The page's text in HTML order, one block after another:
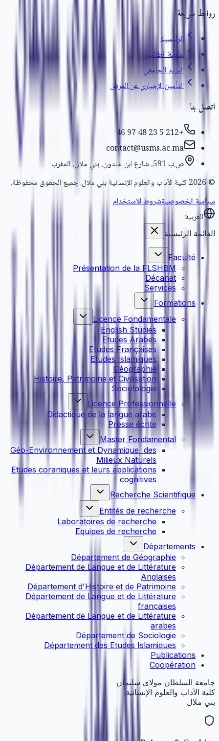
روابط سريعة
الرئيسية
منصة الطالب
البريد الجامعي
التأمين الإجباري عن المرض
اتصل بنا
+212 5 23 48 97 46
contact@usms.ac.ma
ص.ب 591، شارع ابن خلدون، بني ملال، المغرب
©
2026كلية الآداب والعلوم الإنسانية بني ملال. جميع الحقوق محفوظة.
سياسة الخصوصيةشروط الاستخدام
العربية
القائمة الرئيسية
Faculté
Présentation de la FLSHBM
Décanat
Services
Formations
Licence Fondamentale
English Studies
Etudes Arabes
Etudes Françaises
Etudes Islamiques
Géographie
Histoire, Patrimoine et Civilisation
Sociolologie
Licence Professionnelle
Didactique de la langue arabe
Presse écrite
Master Fondamental
Géo-Environnement et Dynamique des
Milieux Naturels
Etudes coraniques et leurs applications
cognitives
Recherche Scientifique
Entités de recherche
Laboratoires de recherche
Equipes de recherche
Départements
Département de Géographie
Département de Langue et de Littérature
Anglaises
Département d'Histoire et de Patrimoine
Département de Langue et de Littérature
françaises
Département de Langue et de Littérature
arabes
Département de Sociologie
Département des Etudes Islamiques
Publications
Coopération
جامعة السلطان مولاي سليمان
كلية الآداب والعلوم الإنسانية
بني ملال